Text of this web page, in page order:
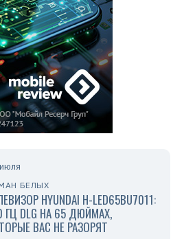
БЕЛЫХ
HYUNDAI H-LED65BU7011:
ГЦ DLG НА 65 ДЮЙМАХ,
ВАС НЕ РАЗОРЯТ